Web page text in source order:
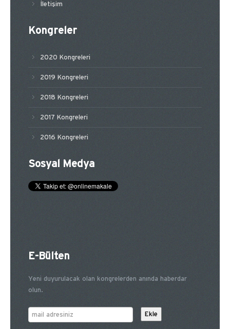
İletişim
Kongreler
2020 Kongreleri
2019 Kongreleri
2018 Kongreleri
2017 Kongreleri
2016 Kongreleri
Sosyal Medya
E-Bülten
Yeni duyurulacak olan kongrelerden anında haberdar
olun.